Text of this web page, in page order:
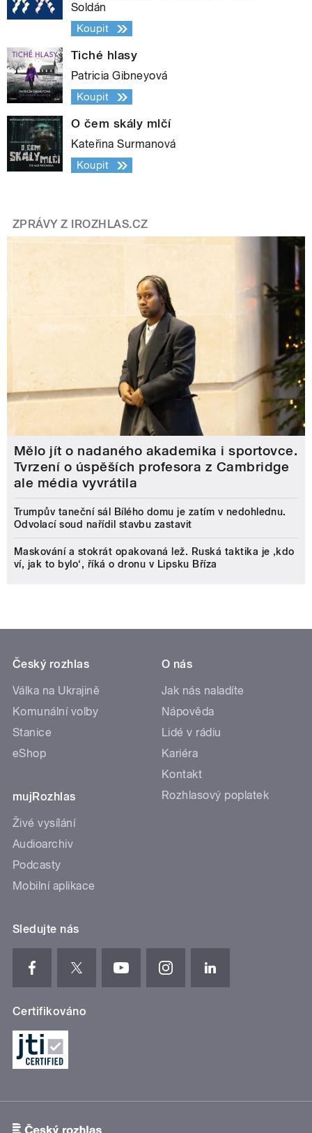
Soldán
Koupit
Tiché hlasy
Patricia Gibneyová
Koupit
O čem skály mlčí
Kateřina Surmanová
Koupit
ZPRÁVY Z IROZHLAS.CZ
Mělo jít o nadaného akademika i sportovce.
Tvrzení o úspěších profesora z Cambridge
ale média vyvrátila
Trumpův taneční sál Bílého domu je zatím v nedohlednu.
Odvolací soud nařídil stavbu zastavit
Maskování a stokrát opakovaná lež. Ruská taktika je ‚kdo
ví, jak to bylo‘, říká o dronu v Lipsku Bříza
Český rozhlas
Válka na Ukrajině
Komunální volby
Stanice
eShop
mujRozhlas
Živé vysílání
Audioarchiv
Podcasty
Mobilní aplikace
O nás
Jak nás naladíte
Nápověda
Lidé v rádiu
Kariéra
Kontakt
Rozhlasový poplatek
Sledujte nás
Certifikováno